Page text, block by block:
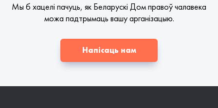
Мы б хацелі пачуць, як Беларускі Дом правоў чалавека
можа падтрымаць вашу арганізацыю.
Напісаць нам